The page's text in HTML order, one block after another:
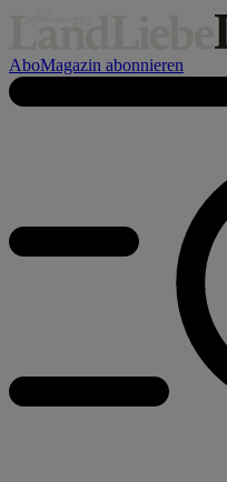
AboMagazin abonnieren